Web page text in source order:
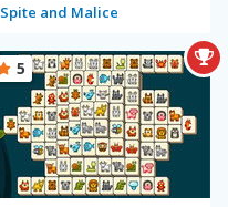
Spite and Malice
5